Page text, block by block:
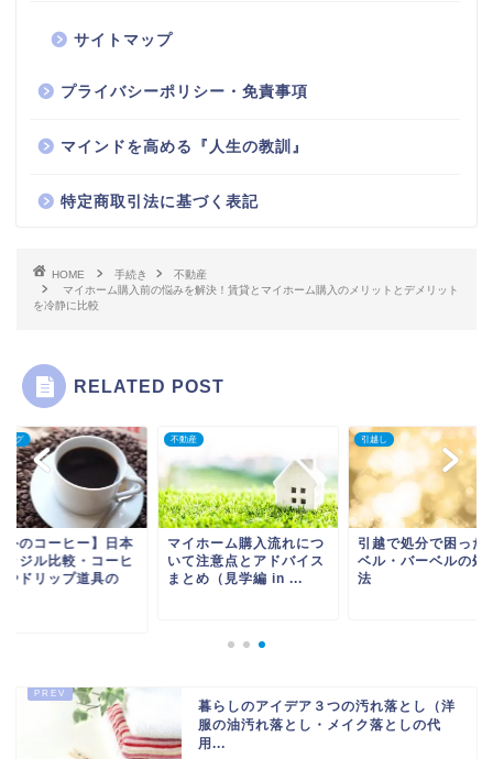
サイトマップ
プライバシーポリシー・免責事項
マインドを高める『人生の教訓』
特定商取引法に基づく表記
HOME 手続き
不動産
マイホーム購入前の悩みを解決！賃貸とマイホーム購入のメリットとデメリット
を冷静に比較
RELATED POST
ログ
外のコーヒー】日本
ラジル比較・コーヒ
やドリップ道具の
不動産
マイホーム購入流れにつ
いて注意点とアドバイス
まとめ（見学編 in ...
引越し
引越で処分で困った
ベル・バーベルの処
法
暮らしのアイデア３つの汚れ落とし（洋
服の油汚れ落とし・メイク落としの代
用...